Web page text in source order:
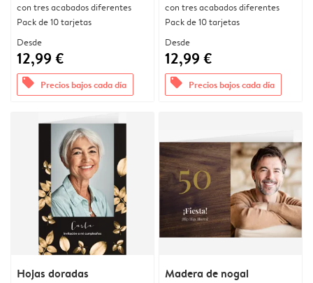
con tres acabados diferentes
Pack de 10 tarjetas
Desde
12,99 €
offers Precios bajos cada día
con tres acabados diferentes
Pack de 10 tarjetas
Desde
12,99 €
offers Precios bajos cada día
Hojas doradas Madera de nogal